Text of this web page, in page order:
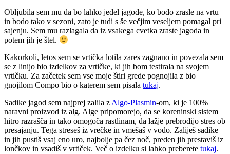
Obljubila sem mu da bo lahko jedel jagode, ko bodo zrasle na vrtu
in bodo tako v sezoni, zato je tudi s še večjim veseljem pomagal pri
sajenju. Sem mu razlagala da iz vsakega cvetka zraste jagoda in
potem jih je štel.
Kakorkoli, letos sem se vrtička lotila zares zagnano in povezala sem
se z linijo bio izdelkov za vrtičke, ki jih bom testirala na svojem
vrtičku. Za začetek sem vse moje štiri grede pognojila z bio
gnojilom Compo bio o katerem sem pisala tukaj.
Sadike jagod sem najprej zalila zAlgo-Plasmin-om, ki je 100%
naravni proizvod iz alg. Alge pripomorejo, da se koreninski sistem
hitro razrašča in tako omogoča rastlinam, da lažje prebrodijo stres ob
presajanju. Tega streseš iz vrečke in vmešaš v vodo. Zaliješ sadike
in jih pustiš vsaj eno uro, najbolje pa čez noč, preden jih prestaviš iz
lončkov in vsadiš v vrtiček. Več o izdelku si lahko preberete tukaj.